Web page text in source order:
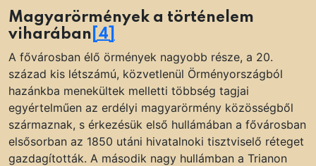
Magyarörmények a történelem
viharában [4]
A fővárosban élő örmények nagyobb része, a 20.
század kis létszámú, közvetlenül Örményországból
hazánkba menekültek melletti többség tagjai
egyértelműen az erdélyi magyarörmény közösségből
származnak, s érkezésük első hullámában a fővárosban
elsősorban az 1850 utáni hivatalnoki tisztviselő réteget
gazdagították. A második nagy hullámban a Trianon